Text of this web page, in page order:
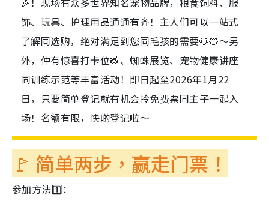
饰、玩具、护理用品通通有齐！主人们可以一站式
了解同选购，绝对满足到您同毛孩的需要🐶🐱～另
外，仲有惊喜打卡位📸、蜘蛛展览、宠物健康讲座
同训练示范等丰富活动！即日起至2026年1月22
日，只要简单登记就有机会拎免费票同主子一起入
场！名额有限，快啲登记啦～
🚩 简单两步，赢走门票！
参加方法1️⃣：